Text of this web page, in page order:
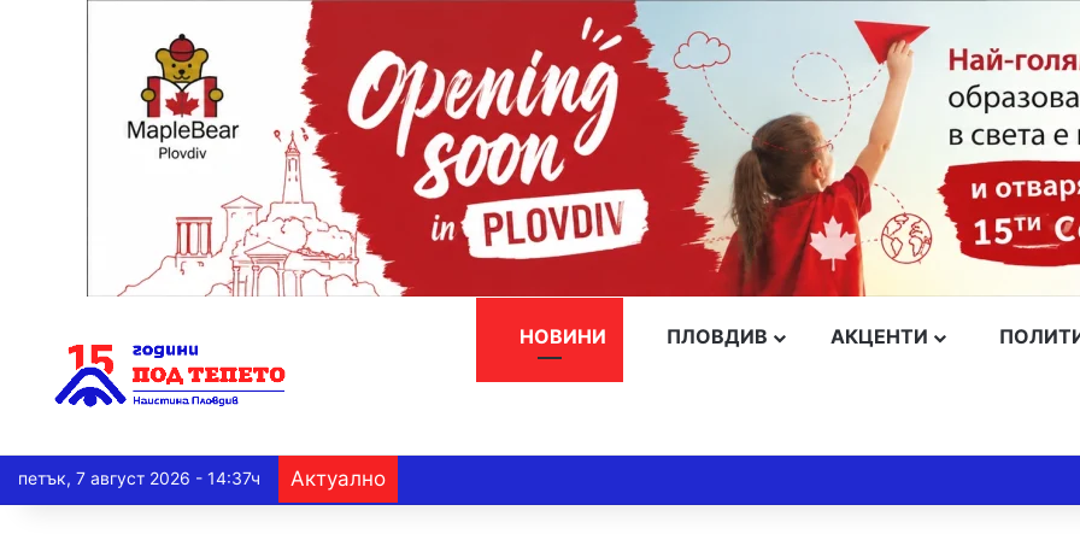
НОВИНИ ПЛОВДИВ АКЦЕНТИ
петък, 7 август 2026 - 14:37ч Актуално